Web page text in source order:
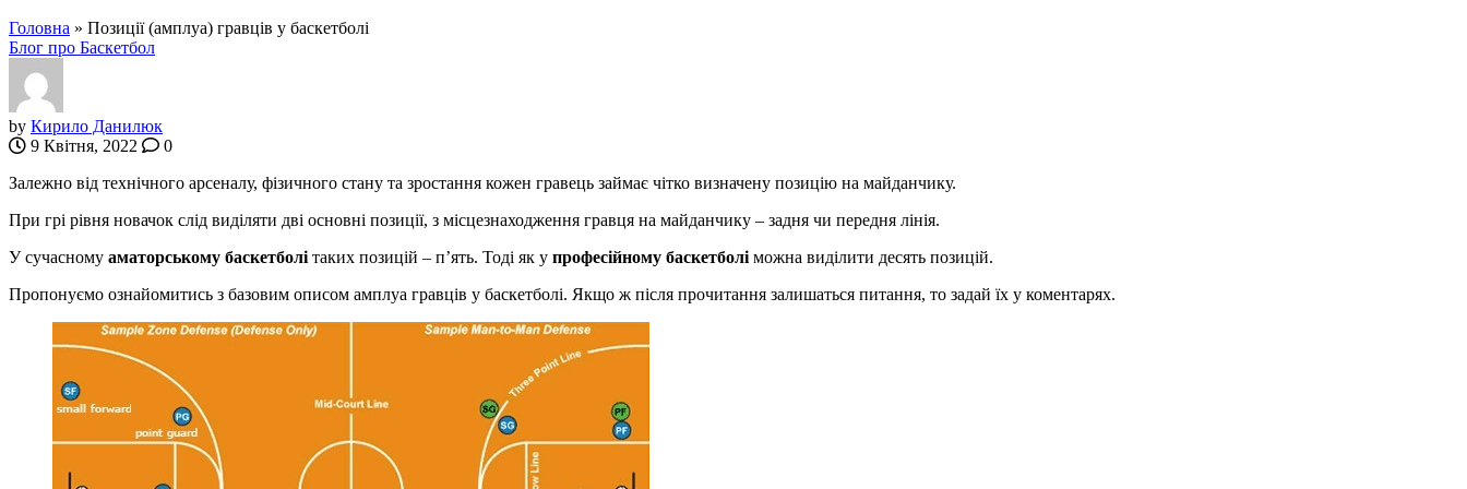
Головна » Позиції (амплуа) гравців у баскетболі
Блог про Баскетбол
by Кирило Данилюк
9 Квітня, 2022
0
Залежно від технічного арсеналу, фізичного стану та зростання кожен гравець займає чітко визначену позицію на майданчику.
При грі рівня новачок слід виділяти дві основні позиції, з місцезнаходження гравця на майданчику – задня чи передня лінія.
У сучасному аматорському баскетболі таких позицій – п’ять. Тоді як у професійному баскетболі можна виділити десять позицій.
Пропонуємо ознайомитись з базовим описом амплуа гравців у баскетболі. Якщо ж після прочитання залишаться питання, то задай їх у коментарях.